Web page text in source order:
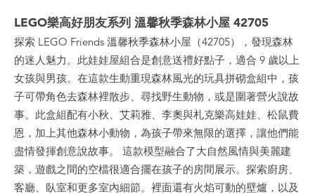
LEGO樂高好朋友系列 溫馨秋季森林小屋 42705
探索 LEGO Friends 溫馨秋季森林小屋（42705），發現森林
的迷人魅力。此娃娃屋組合是創意送禮好點子，適合 9 歲以上
女孩與男孩。在這款生動重現森林風光的玩具拼砌盒組中，孩
子可帶角色去森林裡散步、尋找野生動物，或是圍著營火說故
事。此盒組配有小秋、艾莉雅、李奧與札克樂高娃娃、松鼠費
恩，加上其他森林小動物，為孩子帶來無限的選擇，讓他們能
盡情發揮創意說故事。 這款模型融合了大自然風情與美麗建
築，遊戲之間的空檔很適合擺在孩子的房間展示。探索廚房、
客廳、臥室和更多室內細節。裡面還有火焰可動的壁爐，以及